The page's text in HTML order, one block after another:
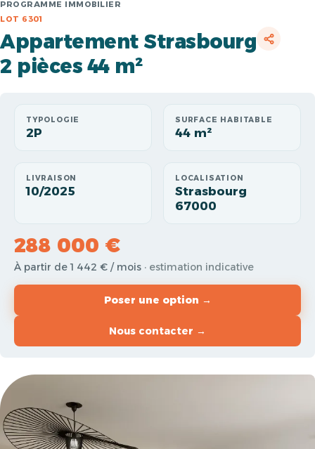
PROGRAMME IMMOBILIER
LOT 6301
Appartement Strasbourg
2 pièces 44 m²
TYPOLOGIE
2P
SURFACE HABITABLE
44 m²
LIVRAISON
10/2025
LOCALISATION
Strasbourg
67000
288 000 €
À partir de 1 442 € / mois · estimation indicative
Poser une option →
Nous contacter →